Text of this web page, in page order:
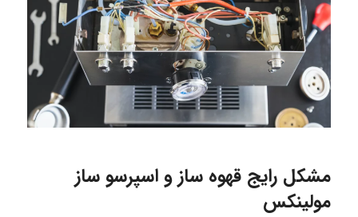
مشکل رایج قهوه ساز و اسپرسو ساز
مولینکس